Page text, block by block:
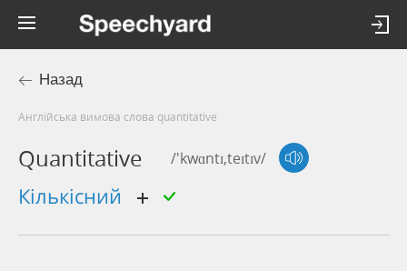
Назад
Англійська вимова слова quantitative
Quantitative /'kwɑntɪ,teɪtɪv/
кількісний